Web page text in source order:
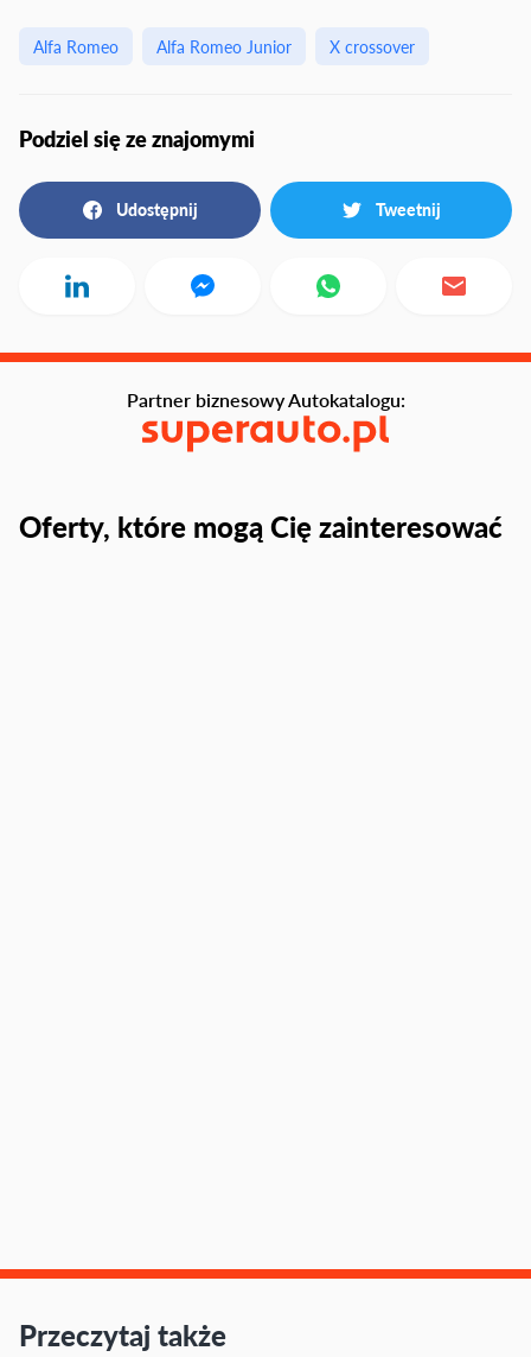
Alfa Romeo Alfa Romeo Junior X crossover
Podziel się ze znajomymi
Udostępnij Tweetnij
Oferty, które mogą Cię zainteresować
Partner biznesowy Autokatalogu:
Przeczytaj także